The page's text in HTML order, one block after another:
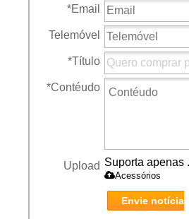
*Email
Telemóvel
*Título
*Contéudo
Upload Suporta apenas
Acessórios
Envie notícia